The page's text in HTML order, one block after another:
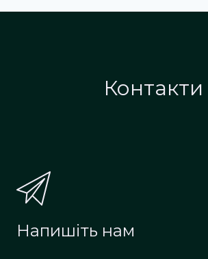
Контакти
Напишіть нам